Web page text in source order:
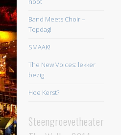
Band Meets Choir –
Topdag!
SMAAK!
The New Voices: lekker
bezig
Hoe Kerst?
Steengroevetheater